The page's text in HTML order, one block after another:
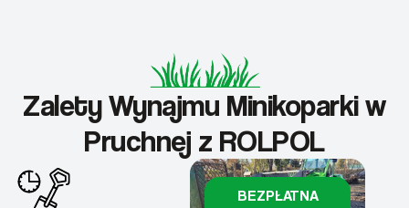
Zalety Wynajmu Minikoparki w
Pruchnej z ROLPOL
BEZPŁATNA